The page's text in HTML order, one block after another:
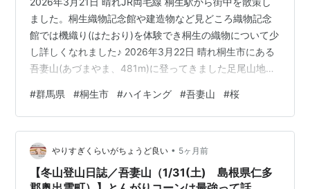
ました。桐生織物記念館や建造物など見どころ織物記念
館では機織り(はたおり)を体験でき桐生の織物について少
し詳しくなれました♪ 2026年3月22日 晴れ桐生市にある
吾妻山(あづまやま、481m)に登ってきました足尾山地の
手軽に登れるため、地元には人気だそうです何となく神
戸の六甲山を思い出しました〜また下山後は市街にある
お店で天丼を頂きました 山頂 女吾妻山 再び吾妻山山頂
桐生市内
#群馬県 #桐生市 #ハイキング #吾妻山 #桜
やりすぎくらいがちょうど良い • 5ヶ月前
【冬山登山日誌／吾妻山（1/31(土) 島根県仁多